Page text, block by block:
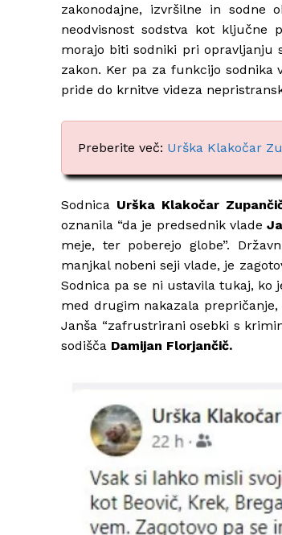
zakonodajne, izvršilne in sodne
neodvisnost sodstva kot ključne
morajo biti sodniki pri opravljanju
zakon. Ker pa za funkcijo sodnika
pride do krnitve videza
Preberite več: Urška Klakočar
Sodnica Urška Klakočar
oznanila “da je predsednik vlade
meje, ter poberejo globe”.
manjkal nobeni seji vlade, je
Sodnica pa se ni ustavila tukaj, ko
med drugim nakazala prepričanje,
Janša “zafrustrirani osebki s
sodišča Damijan Florjančič.